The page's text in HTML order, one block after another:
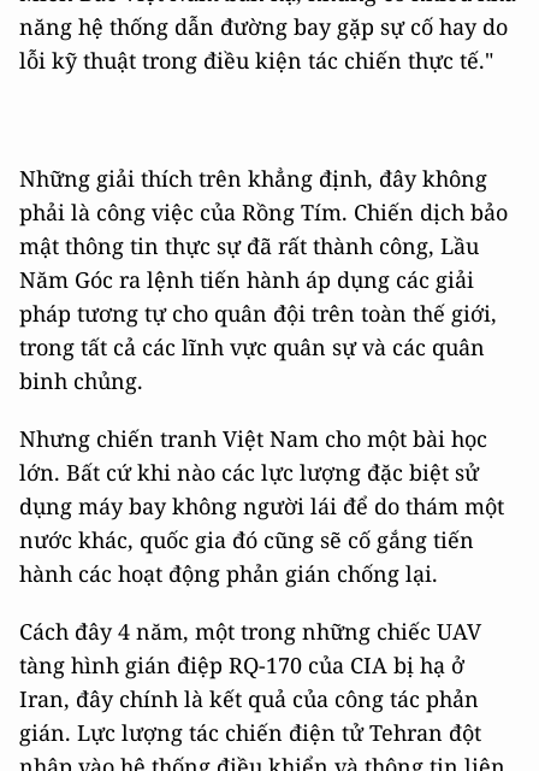
năng hệ thống dẫn đường bay gặp sự cố hay do
lỗi kỹ thuật trong điều kiện tác chiến thực tế."
Những giải thích trên khẳng định, đây không
phải là công việc của Rồng Tím. Chiến dịch bảo
mật thông tin thực sự đã rất thành công, Lầu
Năm Góc ra lệnh tiến hành áp dụng các giải
pháp tương tự cho quân đội trên toàn thế giới,
trong tất cả các lĩnh vực quân sự và các quân
binh chủng.
Nhưng chiến tranh Việt Nam cho một bài học
lớn. Bất cứ khi nào các lực lượng đặc biệt sử
dụng máy bay không người lái để do thám một
nước khác, quốc gia đó cũng sẽ cố gắng tiến
hành các hoạt động phản gián chống lại.
Cách đây 4 năm, một trong những chiếc UAV
tàng hình gián điệp RQ-170 của CIA bị hạ ở
Iran, đây chính là kết quả của công tác phản
gián. Lực lượng tác chiến điện tử Tehran đột